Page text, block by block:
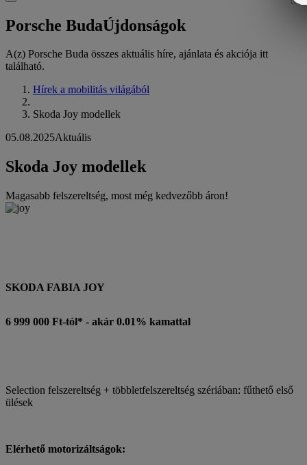
Porsche BudaÚjdonságok
A(z) Porsche Buda összes aktuális híre, ajánlata és akciója itt
található.
Hírek a mobilitás világából
Skoda Joy modellek
05.08.2025Aktuális
Skoda Joy modellek
Magasabb felszereltség, most még kedvezőbb áron!
SKODA FABIA JOY
6 999 000 Ft-tól* - akár 0.01% kamattal
Selection felszereltség + többletfelszereltség szériában: fűthető első
ülések
Elérhető motorizáltságok: